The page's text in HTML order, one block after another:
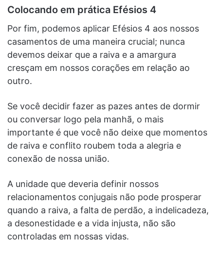
Colocando em prática Efésios 4
Por fim, podemos aplicar Efésios 4 aos nossos
casamentos de uma maneira crucial; nunca
devemos deixar que a raiva e a amargura
cresçam em nossos corações em relação ao
outro.
Se você decidir fazer as pazes antes de dormir
ou conversar logo pela manhã, o mais
importante é que você não deixe que momentos
de raiva e conflito roubem toda a alegria e
conexão de nossa união.
A unidade que deveria definir nossos
relacionamentos conjugais não pode prosperar
quando a raiva, a falta de perdão, a indelicadeza,
a desonestidade e a vida injusta, não são
controladas em nossas vidas.